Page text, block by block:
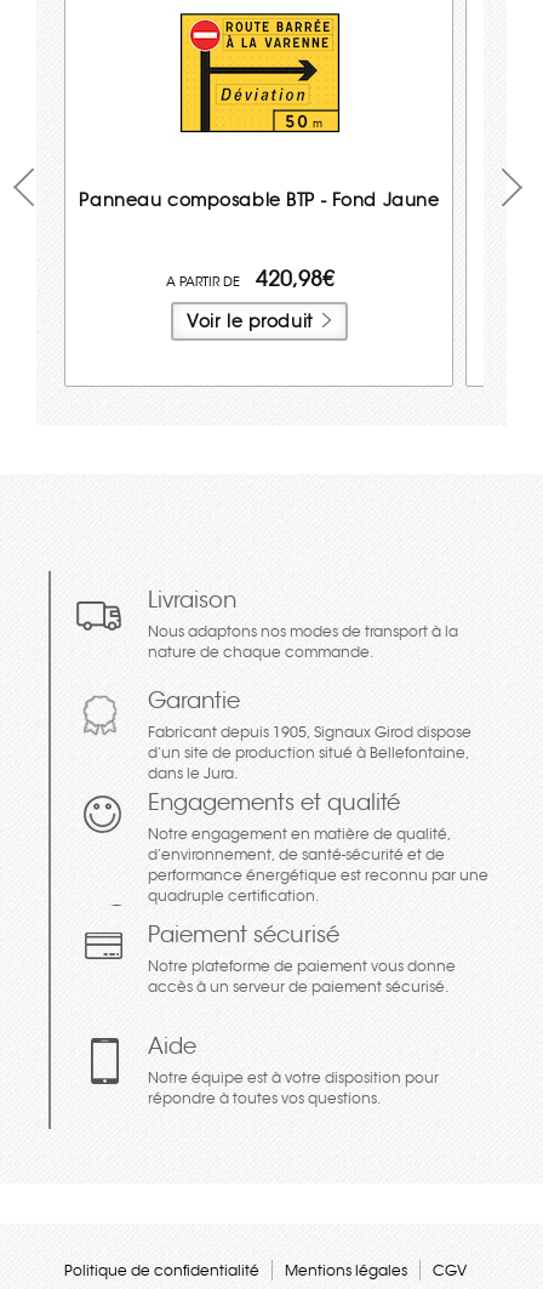
Panneau composable BTP - Fond Jaune
420,98€
Voir le produit
Livraison
Nous adaptons nos modes de transport à la
nature de chaque commande.
Garantie
Fabricant depuis 1905, Signaux Girod dispose
d’un site de production situé à Bellefontaine,
dans le Jura.
Engagements et qualité
Notre engagement en matière de qualité,
d’environnement, de santé-sécurité et de
performance énergétique est reconnu par une
quadruple certification.
Paiement sécurisé
Notre plateforme de paiement vous donne
accès à un serveur de paiement sécurisé.
Aide
Notre équipe est à votre disposition pour
répondre à toutes vos questions.
Politique de confidentialité Mentions légales CGV